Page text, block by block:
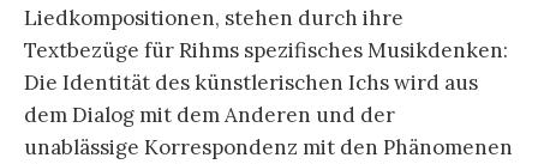
Liedkompositionen, stehen durch ihre
Textbezüge für Rihms spezifisches Musikdenken:
Die Identität des künstlerischen Ichs wird aus
dem Dialog mit dem Anderen und der
unablässige Korrespondenz mit den Phänomenen